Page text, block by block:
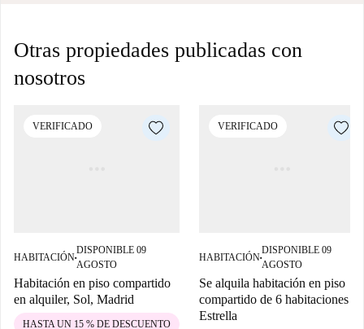
Otras propiedades publicadas con
nosotros
VERIFICADO
HABITACIÓN■
DISPONIBLE 09
AGOSTO
Habitación en piso compartido
en alquiler, Sol, Madrid
HASTA UN 15 % DE DESCUENTO
VERIFICADO
HABITACIÓN■
DISPONIBLE 09
AGOSTO
Se alquila habitación en piso
compartido de 6 habitaciones en
Estrella